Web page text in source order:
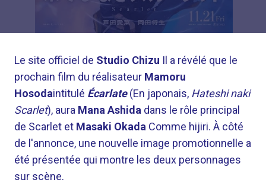
Le site officiel de Studio Chizu Il a révélé que le
prochain film du réalisateur Mamoru
Hosodaintitulé Écarlate(En japonais, Hateshi naki
Scarlet), aura Mana Ashida dans le rôle principal
de Scarlet et Masaki Okada Comme hijiri. À côté
de l'annonce, une nouvelle image promotionnelle a
été présentée qui montre les deux personnages
sur scène.